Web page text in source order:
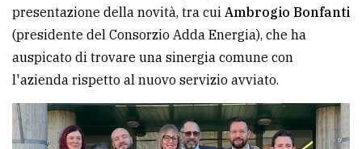
presentazione della novità, tra cui Ambrogio Bonfanti
(presidente del Consorzio Adda Energia), che ha
auspicato di trovare una sinergia comune con
l'azienda rispetto al nuovo servizio avviato.